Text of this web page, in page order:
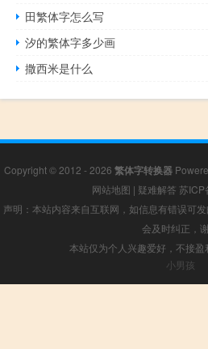
田繁体字怎么写
汐的繁体字多少画
撒西米是什么
Copyright © 2012 - 2026 繁体字转换器
网站地图 | 疑难解答 苏ICP
声明：本站内容来自互联网，如信息有错误可
会及时纠正，
本站仅为个人兴趣爱好，不接
小男孩